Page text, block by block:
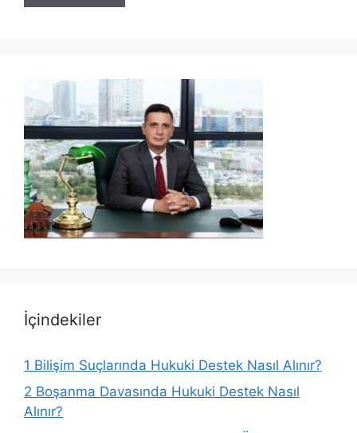
İçindekiler
1 Bilişim Suçlarında Hukuki Destek Nasıl Alınır?
2 Boşanma Davasında Hukuki Destek Nasıl
Alınır?